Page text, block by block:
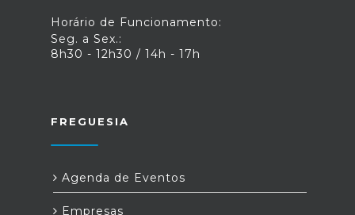
Horário de Funcionamento:
Seg. a Sex.:
8h30 - 12h30 / 14h - 17h
FREGUESIA
Agenda de Eventos
Empresas